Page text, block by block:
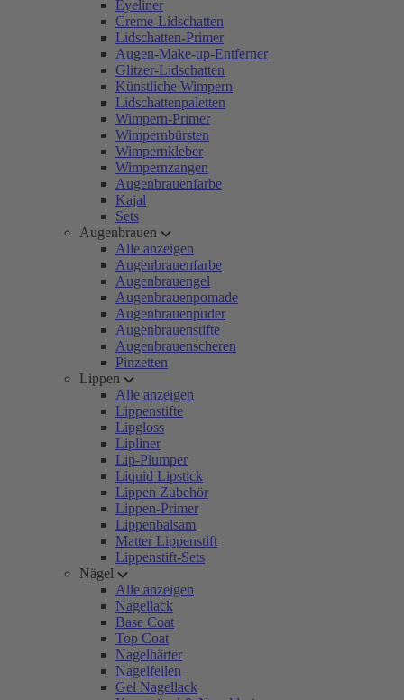
Eyeliner
Creme-Lidschatten
Lidschatten-Primer
Augen-Make-up-Entferner
Glitzer-Lidschatten
Künstliche Wimpern
Lidschattenpaletten
Wimpern-Primer
Wimpernbürsten
Wimpernkleber
Wimpernzangen
Augenbrauenfarbe
Kajal
Sets
Augenbrauen
Alle anzeigen
Augenbrauenfarbe
Augenbrauengel
Augenbrauenpomade
Augenbrauenpuder
Augenbrauenstifte
Augenbrauenscheren
Pinzetten
Lippen
Alle anzeigen
Lippenstifte
Lipgloss
Lipliner
Lip-Plumper
Liquid Lipstick
Lippen Zubehör
Lippen-Primer
Lippenbalsam
Matter Lippenstift
Lippenstift-Sets
Nägel
Alle anzeigen
Nagellack
Base Coat
Top Coat
Nagelhärter
Nagelfeilen
Gel Nagellack